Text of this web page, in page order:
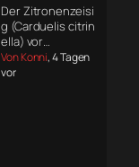
Der Zitronenzeisi
g (Carduelis citrin
ella) vor…
Von Konni, 4 Tagen
vor